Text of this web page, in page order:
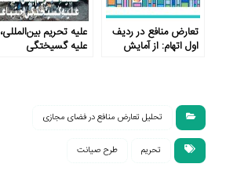
تعارض منافع در ردیف
اول اتهام: از آمایش
علیه تحریم بین‌المللی،
علیه گسیختگی
تحلیل تعارض منافع در فضای مجازی
تحریم طرح صیانت